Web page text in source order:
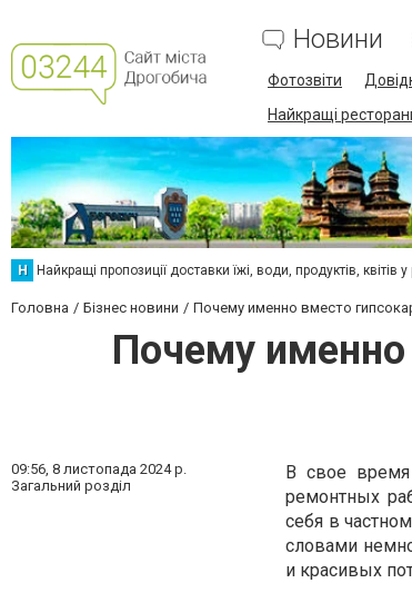
Новини
Фотозвіти
Найкращі
Н Найкращі пропозиції доставки їжі, води, продуктів, квітів у
Головна Бізнес новини Почему именно вместо
Почему именно
09:56, 8 листопада 2024 р.
Загальний розділ
В свое
ремонтных
себя в
словами
и красивых